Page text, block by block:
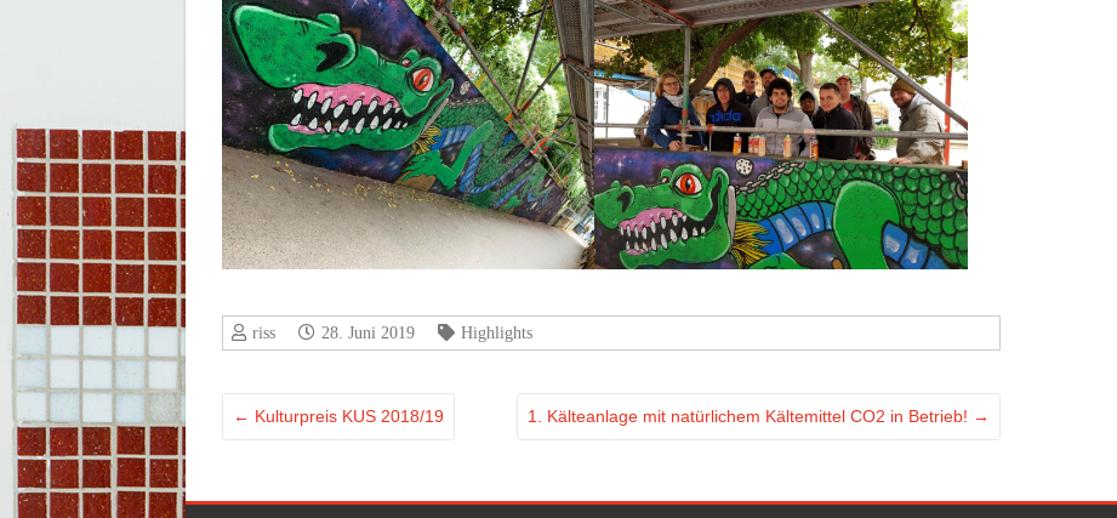
riss 28. Juni 2019 Highlights
← Kulturpreis KUS 2018/19 1. Kälteanlage mit natürlichem Kältemittel CO2 in Betrieb! →